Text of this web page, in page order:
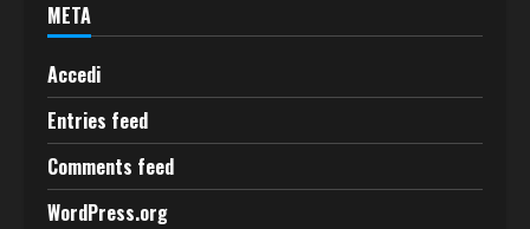
META
Accedi
Entries feed
Comments feed
WordPress.org